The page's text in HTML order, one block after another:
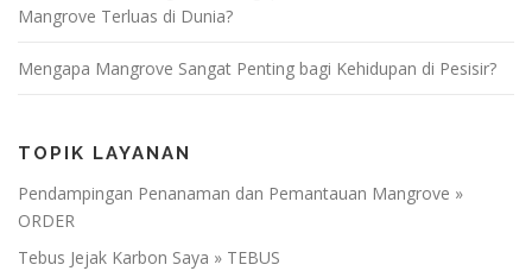
Mangrove Terluas di Dunia?
Mengapa Mangrove Sangat Penting bagi Kehidupan di Pesisir?
TOPIK LAYANAN
Pendampingan Penanaman dan Pemantauan Mangrove »
ORDER
Tebus Jejak Karbon Saya » TEBUS